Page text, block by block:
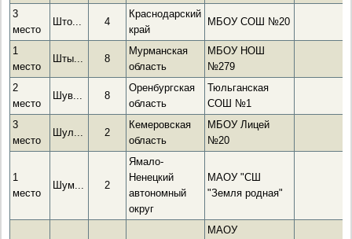
3
место
Што... 4
Краснодарский
край
МБОУ СОШ №20
1
место
Шты... 8
Мурманская
область
МБОУ НОШ
№279
2
место
Шув... 8
Оренбургская
область
Тюльганская
СОШ №1
3
место
Шул... 2
Кемеровская
область
МБОУ Лицей
№20
1
место
Шум... 2
Ямало-
Ненецкий
автономный
округ
МАОУ "СШ
"Земля родная"
МАОУ